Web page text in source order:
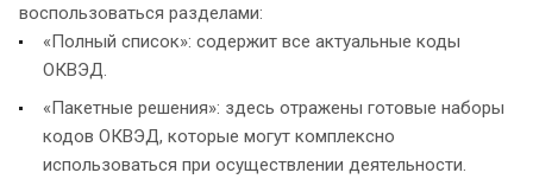
воспользоваться разделами:
«Полный список»: содержит все актуальные коды
ОКВЭД.
«Пакетные решения»: здесь отражены готовые наборы
кодов ОКВЭД, которые могут комплексно
использоваться при осуществлении деятельности.